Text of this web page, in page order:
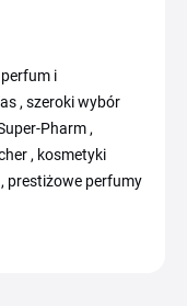
i
, szeroki wybór
Pharm ,
, kosmetyki
prestiżowe perfumy